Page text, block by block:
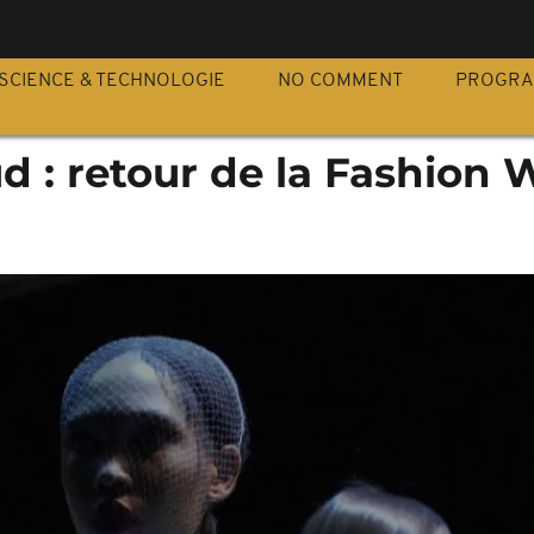
SCIENCE & TECHNOLOGIE NO COMMENT
: retour de la Fashion